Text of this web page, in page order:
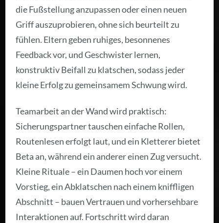
die Fußstellung anzupassen oder einen neuen
Griff auszuprobieren, ohne sich beurteilt zu
fühlen. Eltern geben ruhiges, besonnenes
Feedback vor, und Geschwister lernen,
konstruktiv Beifall zu klatschen, sodass jeder
kleine Erfolg zu gemeinsamem Schwung wird.
Teamarbeit an der Wand wird praktisch:
Sicherungspartner tauschen einfache Rollen,
Routenlesen erfolgt laut, und ein Kletterer bietet
Beta an, während ein anderer einen Zug versucht.
Kleine Rituale – ein Daumen hoch vor einem
Vorstieg, ein Abklatschen nach einem kniffligen
Abschnitt – bauen Vertrauen und vorhersehbare
Interaktionen auf. Fortschritt wird daran